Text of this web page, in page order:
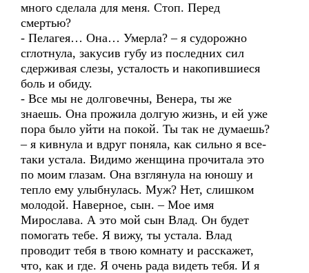
много сделала для меня. Стоп. Перед
смертью?
- Пелагея… Она… Умерла? – я судорожно
сглотнула, закусив губу из последних сил
сдерживая слезы, усталость и накопившиеся
боль и обиду.
- Все мы не долговечны, Венера, ты же
знаешь. Она прожила долгую жизнь, и ей уже
пора было уйти на покой. Ты так не думаешь?
– я кивнула и вдруг поняла, как сильно я все-
таки устала. Видимо женщина прочитала это
по моим глазам. Она взглянула на юношу и
тепло ему улыбнулась. Муж? Нет, слишком
молодой. Наверное, сын. – Мое имя
Мирослава. А это мой сын Влад. Он будет
помогать тебе. Я вижу, ты устала. Влад
проводит тебя в твою комнату и расскажет,
что, как и где. Я очень рада видеть тебя. И я